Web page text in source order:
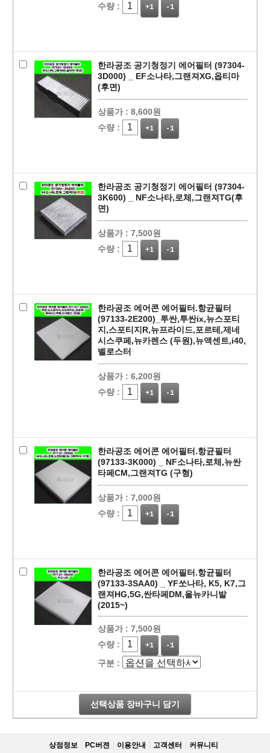
페이코 라이
PAYCO 바로
구매
수량 :
+1 -1
한라공조 공기청정기 에어필터 (97304-
3D000) _ EF소나타,그랜져XG,옵티마
(후면)
상품가 : 8,600원
수량 :
+1 -1
한라공조 공기청정기 에어필터 (97304-
3K600) _ NF소나타,로체,그랜져TG(후
면)
상품가 : 7,500원
수량 :
+1 -1
한라공조 에어콘 에어필터.항균필터
(97133-2E200)_투싼,투싼ix,뉴스포티
지,스포티지R,뉴프라이드,포르테,제네
시스쿠페,뉴카렌스 (두원),뉴액센트,i40,
벨로스터
상품가 : 6,200원
수량 :
+1 -1
한라공조 에어콘 에어필터.항균필터
(97133-3K000) _ NF소나타,로체,뉴싼
타페CM,그랜져TG (구형)
상품가 : 7,000원
수량 :
+1 -1
한라공조 에어콘 에어필터.항균필터
(97133-3SAA0) _ YF쏘나타, K5, K7,그
랜져HG,5G,싼타페DM,올뉴카니발
(2015~)
상품가 : 7,500원
수량 :
+1 -1
구분 :
선택상품 장바구니 담기
상점정보 PC버젼 이용안내 고객센터 커뮤니티